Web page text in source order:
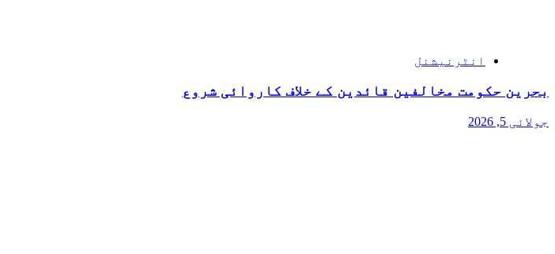
انٹرنیشنل
بحرین حکومت مخالفین قائدین کے خلاف کاروائی شروع
جولائی 5, 2026